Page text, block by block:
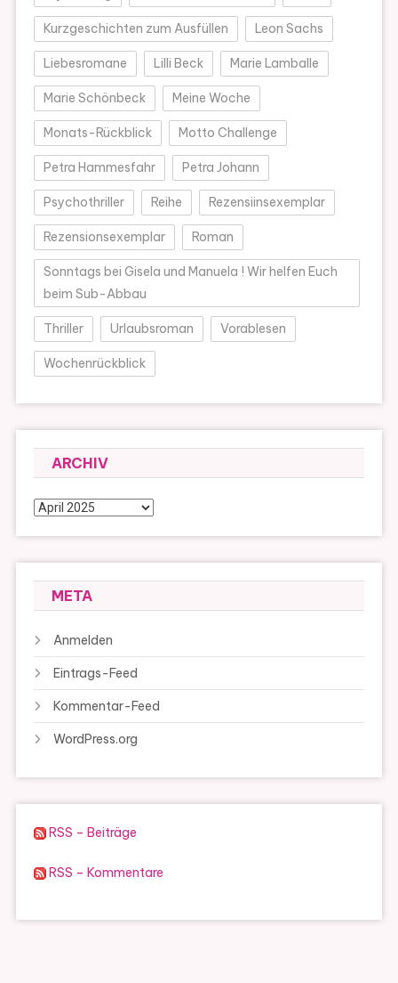
Kurzgeschichten zum Ausfüllen Leon Sachs
Liebesromane Lilli Beck Marie Lamballe
Marie Schönbeck Meine Woche
Monats-Rückblick Motto Challenge
Petra Hammesfahr Petra Johann
Psychothriller Reihe Rezensiinsexemplar
Rezensionsexemplar Roman
Sonntags bei Gisela und Manuela ! Wir helfen Euch
beim Sub-Abbau
Thriller Urlaubsroman Vorablesen
Wochenrückblick
ARCHIV
Archiv
META
Anmelden
Eintrags-Feed
Kommentar-Feed
WordPress.org
RSS – Beiträge
RSS – Kommentare